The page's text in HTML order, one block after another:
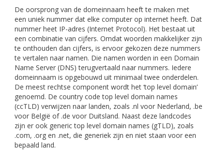
De oorsprong van de domeinnaam heeft te maken met
een uniek nummer dat elke computer op internet heeft. Dat
nummer heet IP-adres (Internet Protocol). Het bestaat uit
een combinatie van cijfers. Omdat woorden makkelijker zijn
te onthouden dan cijfers, is ervoor gekozen deze nummers
te vertalen naar namen. Die namen worden in een Domain
Name Server (DNS) terugvertaald naar nummers. Iedere
domeinnaam is opgebouwd uit minimaal twee onderdelen.
De meest rechtse component wordt het ‘top level domain’
genoemd. De country code top level domain names
(ccTLD) verwijzen naar landen, zoals .nl voor Nederland, .be
voor België of .de voor Duitsland. Naast deze landcodes
zijn er ook generic top level domain names (gTLD), zoals
.com, .org en .net, die generiek zijn en niet staan voor een
bepaald land.